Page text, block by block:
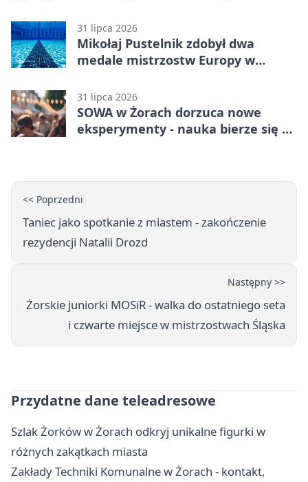
31 lipca 2026
Mikołaj Pustelnik zdobył dwa
medale mistrzostw Europy w
31 lipca 2026
SOWA w Żorach dorzuca nowe
eksperymenty - nauka bierze się tu
<< Poprzedni
Taniec jako spotkanie z miastem - zakończenie
rezydencji Natalii Drozd
Następny >>
Żorskie juniorki MOSiR - walka do ostatniego seta
i czwarte miejsce w mistrzostwach Śląska
Przydatne dane teleadresowe
Szlak Żorków w Żorach odkryj unikalne figurki w
różnych zakątkach miasta
Zakłady Techniki Komunalne w Żorach - kontakt,